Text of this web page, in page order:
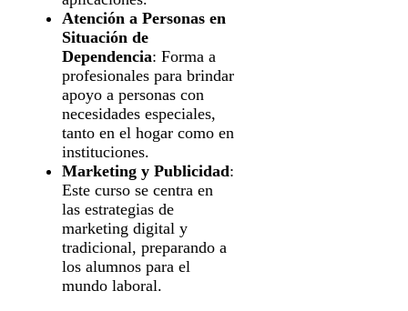
Atención a Personas en
Situación de
Dependencia: Forma a
profesionales para brindar
apoyo a personas con
necesidades especiales,
tanto en el hogar como en
instituciones.
Marketing y Publicidad:
Este curso se centra en
las estrategias de
marketing digital y
tradicional, preparando a
los alumnos para el
mundo laboral.